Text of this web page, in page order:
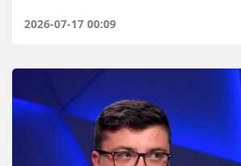
2026-07-17 00:09